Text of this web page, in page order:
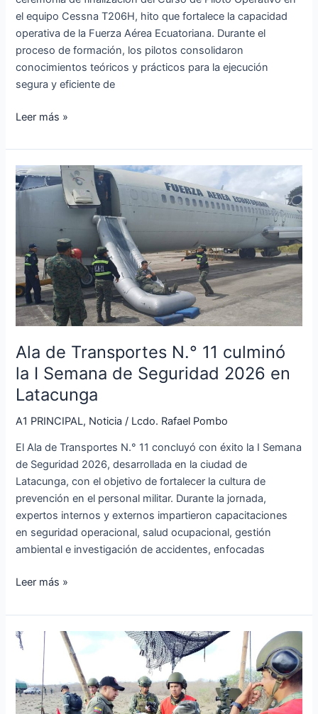
el equipo Cessna T206H, hito que fortalece la capacidad
operativa de la Fuerza Aérea Ecuatoriana. Durante el
proceso de formación, los pilotos consolidaron
conocimientos teóricos y prácticos para la ejecución
segura y eficiente de
Leer más »
Ala de Transportes N.° 11 culminó
la I Semana de Seguridad 2026 en
Latacunga
A1 PRINCIPAL, Noticia / Lcdo. Rafael Pombo
El Ala de Transportes N.° 11 concluyó con éxito la I Semana
de Seguridad 2026, desarrollada en la ciudad de
Latacunga, con el objetivo de fortalecer la cultura de
prevención en el personal militar. Durante la jornada,
expertos internos y externos impartieron capacitaciones
en seguridad operacional, salud ocupacional, gestión
ambiental e investigación de accidentes, enfocadas
Ala
de
Transportes
11
culminó
la
I
Semana
de
Seguridad
2026
en
Leer más »
Militares
certifican
municiones
en
el